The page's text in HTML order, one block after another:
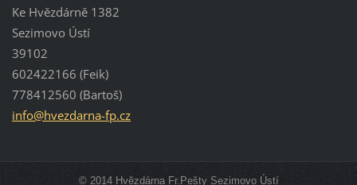
Ke Hvězdárně 1382
Sezimovo Ústí
39102
602422166 (Feik)
778412560 (Bartoš)
info@hvezdarna-fp.cz
© 2014 Hvězdárna Fr.Pešty Sezimovo Ústí